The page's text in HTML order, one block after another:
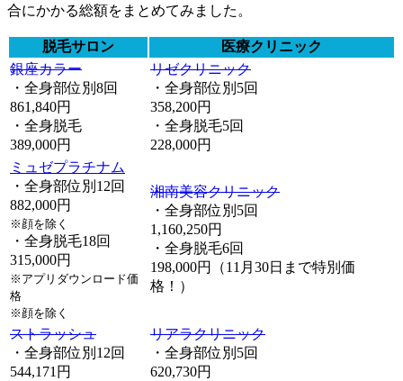
合にかかる総額をまとめてみました。
脱毛サロン
医療クリニック
銀座カラー
・全身部位別8回
861,840円
・全身脱毛
389,000円
リゼクリニック
・全身部位別5回
358,200円
・全身脱毛5回
228,000円
ミュゼプラチナム
・全身部位別12回
882,000円
※顔を除く
・全身脱毛18回
315,000円
※アプリダウンロード価
格
※顔を除く
湘南美容クリニック
・全身部位別5回
1,160,250円
・全身脱毛6回
198,000円（11月30日まで特別価
格！）
ストラッシュ
・全身部位別12回
544,171円
リアラクリニック
・全身部位別5回
620,730円